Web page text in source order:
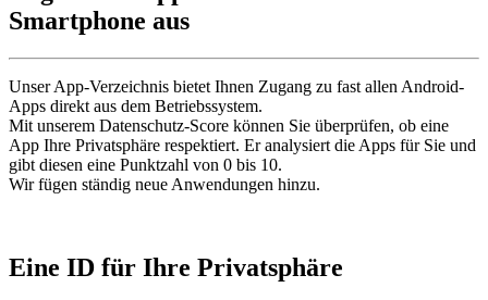
Smartphone aus
Unser App-Verzeichnis bietet Ihnen Zugang zu fast allen Android-
Apps direkt aus dem Betriebssystem.
Mit unserem Datenschutz-Score können Sie überprüfen, ob eine
App Ihre Privatsphäre respektiert. Er analysiert die Apps für Sie und
gibt diesen eine Punktzahl von 0 bis 10.
Wir fügen ständig neue Anwendungen hinzu.
Eine ID für Ihre Privatsphäre